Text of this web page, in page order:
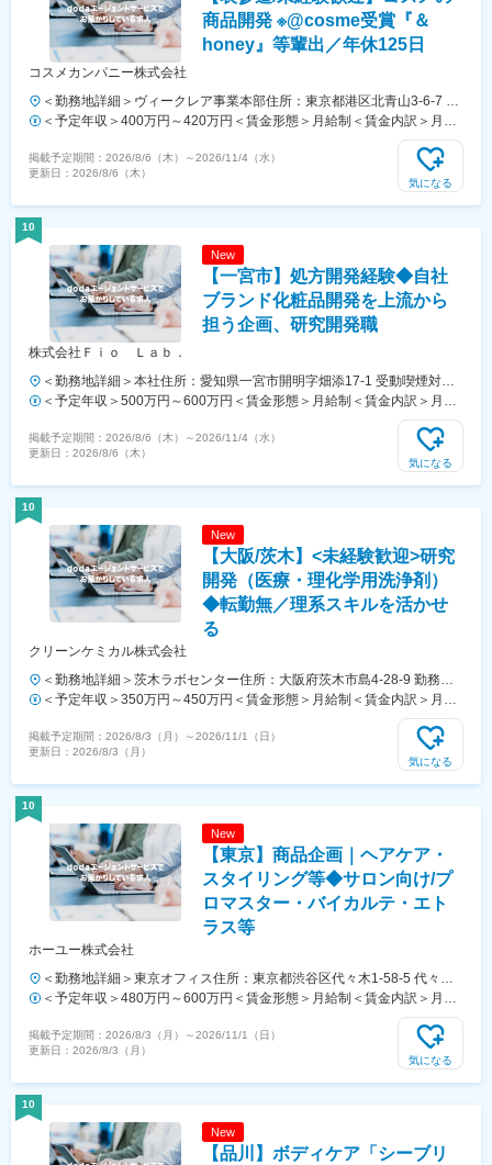
商品開発 ※@cosme受賞『＆
honey』等輩出／年休125日
コスメカンパニー株式会社
＜勤務地詳細＞ヴィークレア事業本部住所：東京都港区北青山3-6-7 明
治安田生命青山パラシオタワー5階勤務地最寄駅：銀座・半蔵門・千代
＜予定年収＞400万円～420万円＜賃金形態＞月給制＜賃金内訳＞月額
（基本給）：180,000円～200,000円固定残業手当/月：50,000円～
55,000円（固定残業時間45時間0分/月）超過した時間外労働の残業手
当は追加支給＜月給＞230,000円～255,000円（一律手当を含む）＜昇
5期連続支給あり）賃金はあくまでも目安の金額であり、選考を通じて
上下する可能性があります。月給(月額)は固定手当を含めた表記です。
掲載予定期間： 2026/8/6（木） ～2026/11/4（水）
更新日： 2026/8/6（木）
気になる
10
New
【一宮市】処方開発経験◆自社
ブランド化粧品開発を上流から
担う企画、研究開発職
株式会社Ｆｉｏ Ｌａｂ．
＜勤務地詳細＞本社住所：愛知県一宮市開明字畑添17-1 受動喫煙対
策：屋内全面禁煙変更の範囲：会社の定める事業所
＜予定年収＞500万円～600万円＜賃金形態＞月給制＜賃金内訳＞月額
（基本給）：283,000円～345,000円固定残業手当/月：40,000円（固定
残業時間20時間0分/月）超過した時間外労働の残業手当は追加支給＜月
給＞323,000円～385,000円（一律手当を含む）＜昇給有無＞有＜残業
掲載予定期間： 2026/8/6（木） ～2026/11/4（水）
更新日： 2026/8/6（木）
気になる
10
New
【大阪/茨木】<未経験歓迎>研究
開発（医療・理化学用洗浄剤）
◆転勤無／理系スキルを活かせ
る
クリーンケミカル株式会社
＜勤務地詳細＞茨木ラボセンター住所：大阪府茨木市島4-28-9 勤務地
最寄駅：大阪モノレール線／沢良宜駅受動喫煙対策：敷地内喫煙可能場
＜予定年収＞350万円～450万円＜賃金形態＞月給制＜賃金内訳＞月額
（基本給）：207,000円～269,000円その他固定手当/月：19,000円～
28,000円＜月給＞226,000円～297,000円＜昇給有無＞有＜残業手当＞
有＜給与補足＞＊年齢や経験に応じ年収が増減する可能性があります。
掲載予定期間： 2026/8/3（月） ～2026/11/1（日）
更新日： 2026/8/3（月）
気になる
10
New
【東京】商品企画｜ヘアケア・
スタイリング等◆サロン向け/プ
ロマスター・バイカルテ・エト
ラス等
ホーユー株式会社
＜勤務地詳細＞東京オフィス住所：東京都渋谷区代々木1-58-5 代々木
吉野ビル5F勤務地最寄駅：JR線／代々木駅受動喫煙対策：屋内全面禁
＜予定年収＞480万円～600万円＜賃金形態＞月給制＜賃金内訳＞月額
（基本給）：230,000円～330,000円＜月給＞230,000円～330,000円＜
昇給有無＞有＜残業手当＞有＜給与補足＞※現年収、経験、本人希望を
考慮して判断します。■昇給：年1回■賞与：年2回賃金はあくまでも目
掲載予定期間： 2026/8/3（月） ～2026/11/1（日）
更新日： 2026/8/3（月）
気になる
10
New
【品川】ボディケア「シーブリ